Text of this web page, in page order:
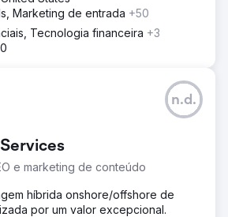
Marketing de entrada +50
Tecnologia financeira +3
e marketing de conteúdo
n.d.
híbrida onshore/offshore de
por um valor excepcional.